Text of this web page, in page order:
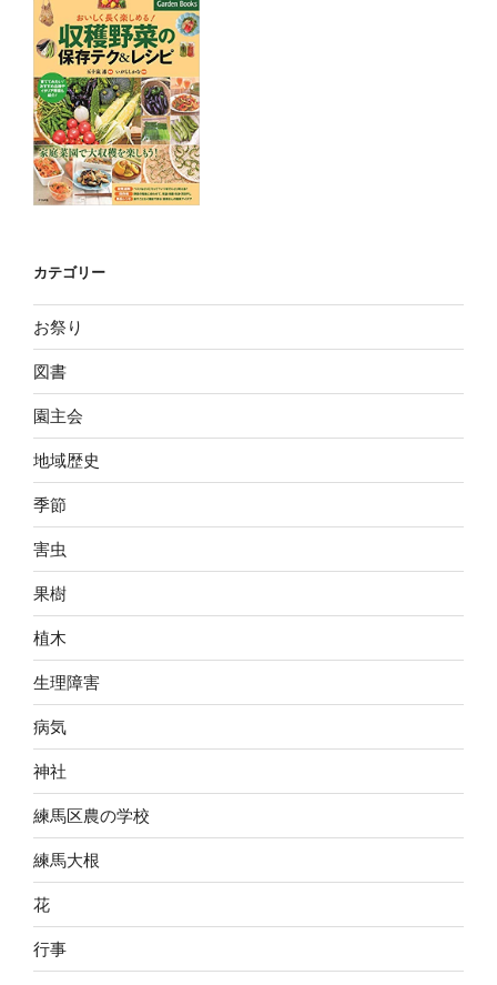
カテゴリー
お祭り
図書
園主会
地域歴史
季節
害虫
果樹
植木
生理障害
病気
神社
練馬区農の学校
練馬大根
花
行事